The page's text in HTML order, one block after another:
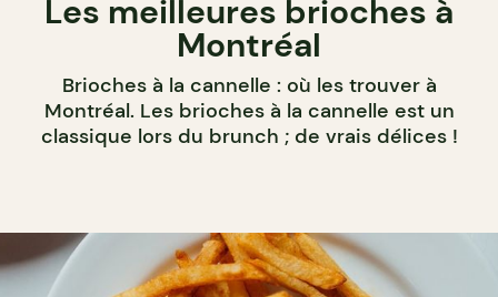
Les meilleures brioches à
Montréal
Brioches à la cannelle : où les trouver à
Montréal. Les brioches à la cannelle est un
classique lors du brunch ; de vrais délices !